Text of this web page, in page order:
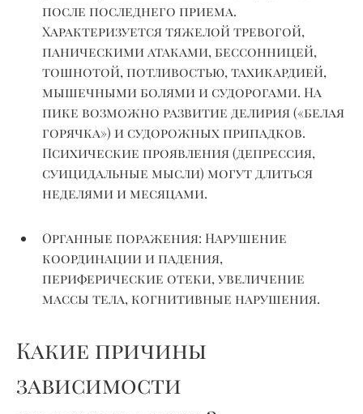
после последнего приема.
Характеризуется тяжелой тревогой,
паническими атаками, бессонницей,
тошнотой, потливостью, тахикардией,
мышечными болями и судорогами. На
пике возможно развитие делирия («белая
горячка») и судорожных припадков.
Психические проявления (депрессия,
суицидальные мысли) могут длиться
неделями и месяцами.
Органные поражения: Нарушение
координации и падения,
периферические отеки, увеличение
массы тела, когнитивные нарушения.
Какие причины
зависимости